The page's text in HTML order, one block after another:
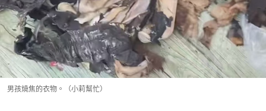
男孩燒焦的衣物。（小莉幫忙）